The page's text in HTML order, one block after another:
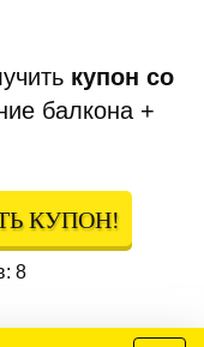
купон со
балкона +
КУПОН!
8